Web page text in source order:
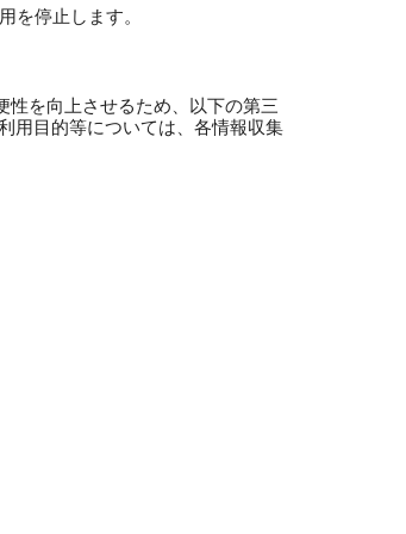
を停止します。
性を向上させるため、以下の第三
用目的等については、各情報収集